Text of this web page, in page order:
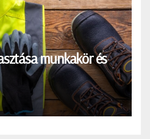
munkakör és